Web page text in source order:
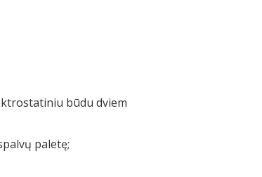
būdu dviem
paletę;